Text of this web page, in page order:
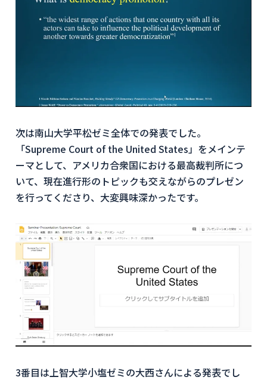
次は南山大学平松ゼミ全体での発表でした。
「Supreme Court of the United States」をメインテ
ーマとして、アメリカ合衆国における最高裁判所につ
いて、現在進行形のトピックも交えながらのプレゼン
を行ってくださり、大変興味深かったです。
3番目は上智大学小塩ゼミの大西さんによる発表でし